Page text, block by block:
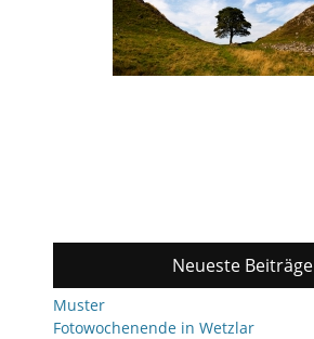
Neueste Beiträge
Muster
Fotowochenende in Wetzlar